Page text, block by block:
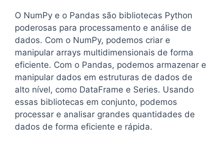
O NumPy e o Pandas são bibliotecas Python
poderosas para processamento e análise de
dados. Com o NumPy, podemos criar e
manipular arrays multidimensionais de forma
eficiente. Com o Pandas, podemos armazenar e
manipular dados em estruturas de dados de
alto nível, como DataFrame e Series. Usando
essas bibliotecas em conjunto, podemos
processar e analisar grandes quantidades de
dados de forma eficiente e rápida.